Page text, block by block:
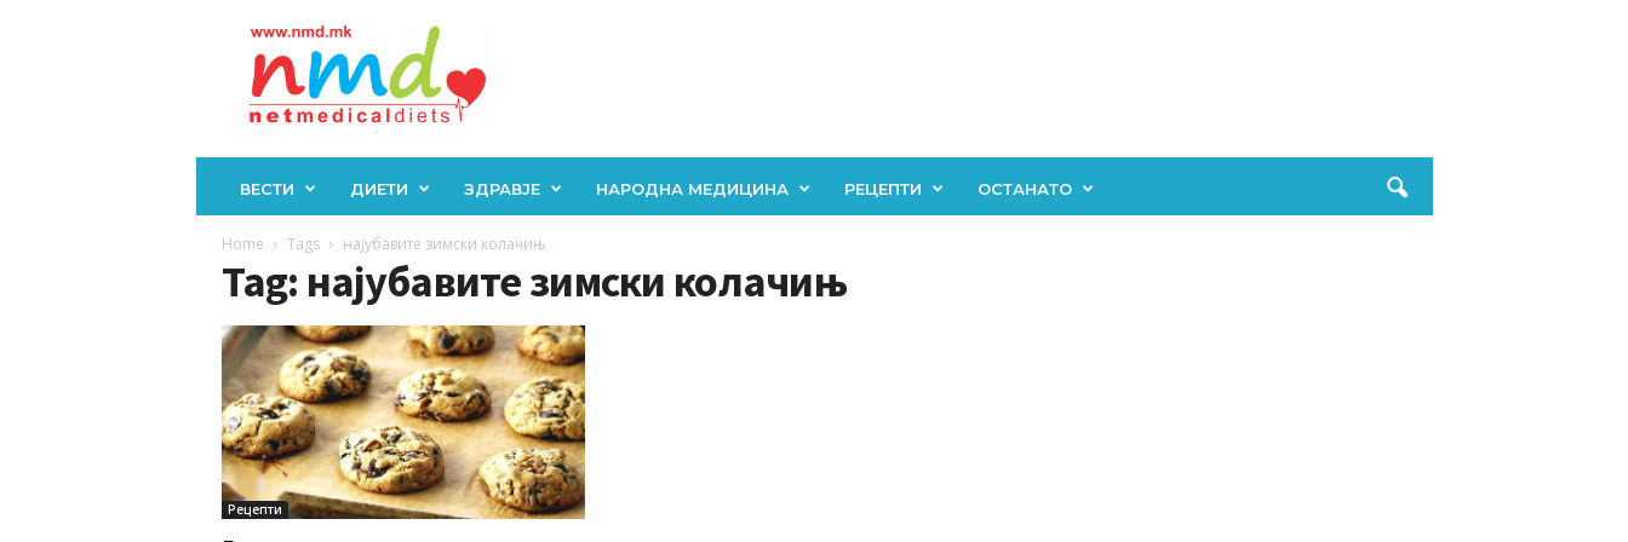
ВЕСТИ ДИЕТИ ЗДРАВЈЕ НАРОДНА МЕДИЦИНА РЕЦЕПТИ ОСТАНАТО
Home Tags најубавите зимски колачињ
Tag: најубавите зимски колачињ
Рецепти